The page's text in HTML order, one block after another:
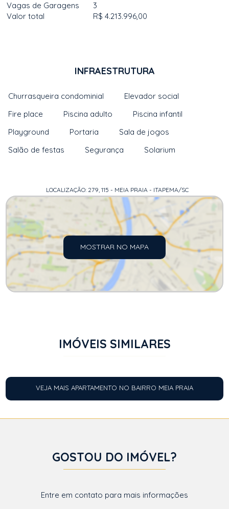
Vagas de Garagens
3
Valor total
R$ 4.213.996,00
INFRAESTRUTURA
Churrasqueira condominial
Elevador social
Fire place
Piscina adulto
Piscina infantil
Playground
Portaria
Sala de jogos
Salão de festas
Segurança Solarium
LOCALIZAÇÃO: 279, 115 - MEIA PRAIA - ITAPEMA/SC
MOSTRAR NO MAPA
IMÓVEIS SIMILARES
VEJA MAIS APARTAMENTO NO BAIRRO MEIA PRAIA
GOSTOU DO IMÓVEL?
Entre em contato para mais informações